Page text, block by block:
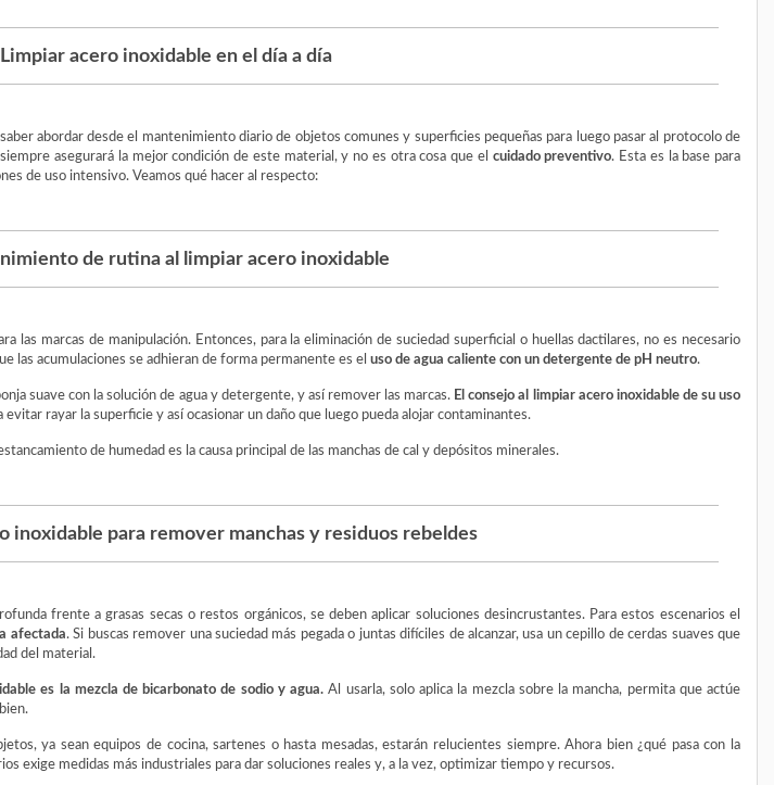
Limpiar acero inoxidable en el día a día
abordar desde el mantenimiento diario de objetos comunes y superficies pequeñas para luego pasar al protocolo de
asegurará la mejor condición de este material, y no es otra cosa que el cuidado preventivo. Esta es la base para
de uso intensivo. Veamos qué hacer al respecto:
de rutina al limpiar acero inoxidable
las marcas de manipulación. Entonces, para la eliminación de suciedad superficial o huellas dactilares, no es necesario
las acumulaciones se adhieran de forma permanente es el uso de agua caliente con un detergente de pH neutro.
suave con la solución de agua y detergente, y así remover las marcas. El consejo al limpiar acero inoxidable de su uso
evitar rayar la superficie y así ocasionar un daño que luego pueda alojar contaminantes.
de humedad es la causa principal de las manchas de cal y depósitos minerales.
inoxidable para remover manchas y residuos rebeldes
frente a grasas secas o restos orgánicos, se deben aplicar soluciones desincrustantes. Para estos escenarios el
afectada. Si buscas remover una suciedad más pegada o juntas difíciles de alcanzar, usa un cepillo de cerdas suaves que
del material.
es la mezcla de bicarbonato de sodio y agua. Al usarla, solo aplica la mezcla sobre la mancha, permita que actúe
ya sean equipos de cocina, sartenes o hasta mesadas, estarán relucientes siempre. Ahora bien ¿qué pasa con la
exige medidas más industriales para dar soluciones reales y, a la vez, optimizar tiempo y recursos.